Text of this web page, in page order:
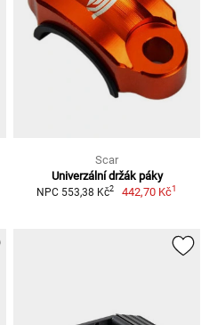
Scar
Univerzální držák páky
NPC 553,38 Kč2 442,70 Kč1